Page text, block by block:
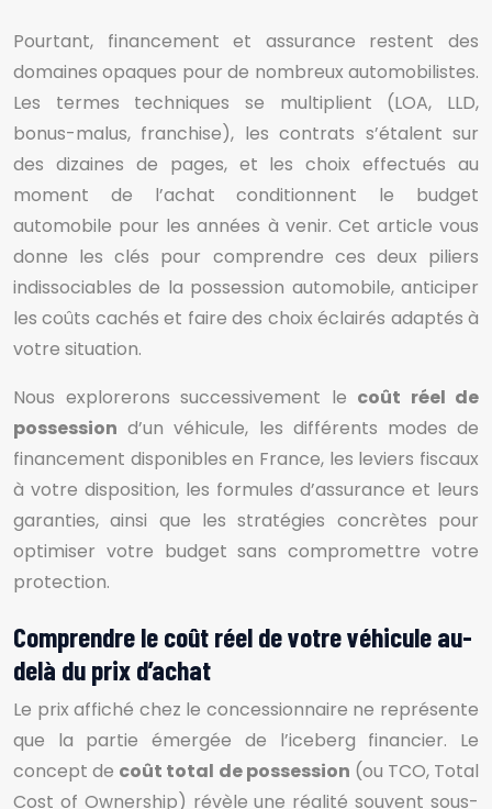
Pourtant, financement et assurance restent des
domaines opaques pour de nombreux automobilistes.
Les termes techniques se multiplient (LOA, LLD,
bonus-malus, franchise), les contrats s’étalent sur
des dizaines de pages, et les choix effectués au
moment de l’achat conditionnent le budget
automobile pour les années à venir. Cet article vous
donne les clés pour comprendre ces deux piliers
indissociables de la possession automobile, anticiper
les coûts cachés et faire des choix éclairés adaptés à
votre situation.
Nous explorerons successivement le coût réel de
possession d’un véhicule, les différents modes de
financement disponibles en France, les leviers fiscaux
à votre disposition, les formules d’assurance et leurs
garanties, ainsi que les stratégies concrètes pour
optimiser votre budget sans compromettre votre
protection.
Comprendre le coût réel de votre véhicule au-
delà du prix d’achat
Le prix affiché chez le concessionnaire ne représente
que la partie émergée de l’iceberg financier. Le
concept de coût total de possession (ou TCO, Total
Cost of Ownership) révèle une réalité souvent sous-